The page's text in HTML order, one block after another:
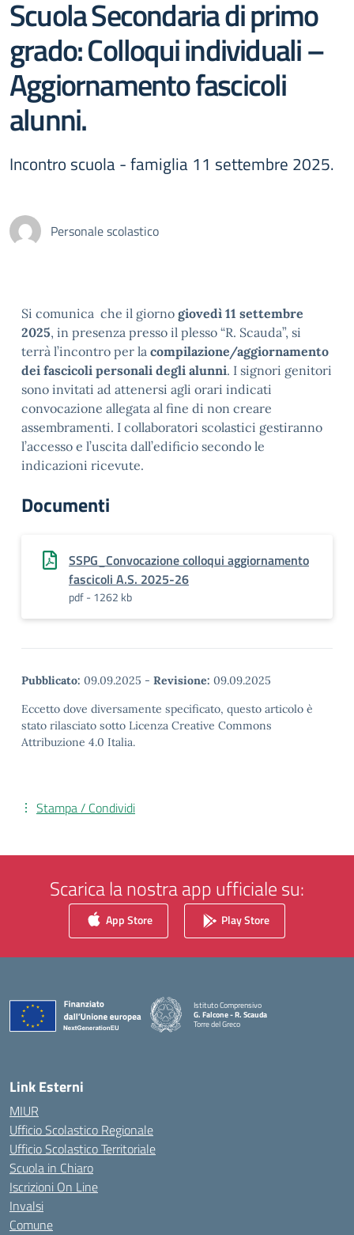
Scuola Secondaria di primo
grado: Colloqui individuali –
Aggiornamento fascicoli
alunni.
Incontro scuola - famiglia 11 settembre 2025.
Personale scolastico
Si comunica che il giorno giovedì 11 settembre
2025, in presenza presso il plesso “R. Scauda”, si
terrà l’incontro per la compilazione/aggiornamento
dei fascicoli personali degli alunni. I signori genitori
sono invitati ad attenersi agli orari indicati
convocazione allegata al fine di non creare
assembramenti. I collaboratori scolastici gestiranno
l’accesso e l’uscita dall’edificio secondo le
indicazioni ricevute.
Documenti
SSPG_Convocazione colloqui aggiornamento
fascicoli A.S. 2025-26
pdf - 1262 kb
Pubblicato: 09.09.2025 - Revisione: 09.09.2025
Eccetto dove diversamente specificato, questo articolo è
stato rilasciato sotto Licenza Creative Commons
Attribuzione 4.0 Italia.
Stampa / Condividi
Scarica la nostra app ufficiale su:
App Store Play Store
Istituto Comprensivo
G. Falcone - R. Scauda
Torre del Greco
Link Esterni
MIUR
Ufficio Scolastico Regionale
Ufficio Scolastico Territoriale
Scuola in Chiaro
Iscrizioni On Line
Invalsi
Comune